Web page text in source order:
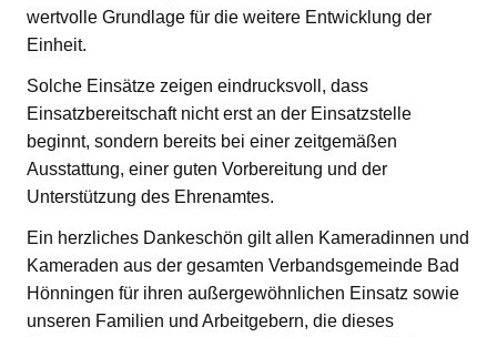
wertvolle Grundlage für die weitere Entwicklung der
Einheit.
Solche Einsätze zeigen eindrucksvoll, dass
Einsatzbereitschaft nicht erst an der Einsatzstelle
beginnt, sondern bereits bei einer zeitgemäßen
Ausstattung, einer guten Vorbereitung und der
Unterstützung des Ehrenamtes.
Ein herzliches Dankeschön gilt allen Kameradinnen und
Kameraden aus der gesamten Verbandsgemeinde Bad
Hönningen für ihren außergewöhnlichen Einsatz sowie
unseren Familien und Arbeitgebern, die dieses